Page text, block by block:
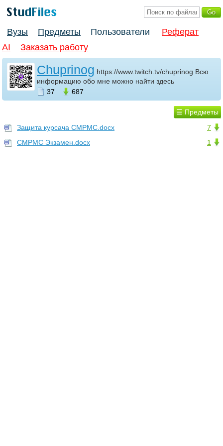
Вузы Предметы Пользователи
Реферат
AI
Заказать работу
Chuprinog https://www.twitch.tv/chuprinog Всю
информацию обо мне можно найти здесь
37
687
☰ Предметы
7
Защита курсача СМРМС.docx
1
СМРМС Экзамен.docx